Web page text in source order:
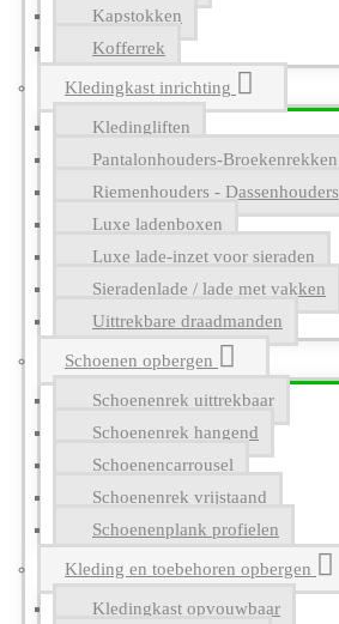
Kapstokken
Kofferrek
Kledingkast inrichting
Kledingliften
Pantalonhouders-Broekenrekken
Riemenhouders - Dassenhouders
Luxe ladenboxen
Luxe lade-inzet voor sieraden
Sieradenlade / lade met vakken
Uittrekbare draadmanden
Schoenen opbergen
Schoenenrek uittrekbaar
Schoenenrek hangend
Schoenencarrousel
Schoenenrek vrijstaand
Schoenenplank profielen
Kleding en toebehoren opbergen
Kledingkast opvouwbaar